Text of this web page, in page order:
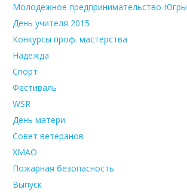
Молодежное предпринимательство Югры
День учителя 2015
Конкурсы проф. мастерства
Надежда
Спорт
Фестиваль
WSR
День матери
Совет ветеранов
ХМАО
Пожарная безопасность
Выпуск